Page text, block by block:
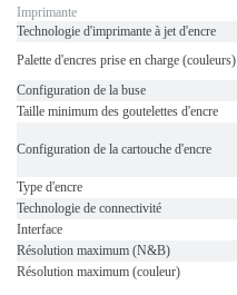
Imprimante
Technologie d'imprimante à jet d'encre
Palette d'encres prise en charge (couleurs)
Configuration de la buse
Taille minimum des goutelettes d'encre
Configuration de la cartouche d'encre
Type d'encre
Technologie de connectivité
Interface
Résolution maximum (N&B)
Résolution maximum (couleur)